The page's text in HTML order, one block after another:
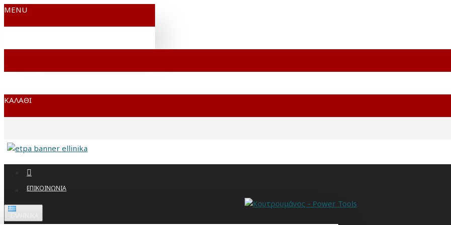
MENU
ΚΑΛΆΘΙ
ΕΠΙΚΟΙΝΩΝΊΑ